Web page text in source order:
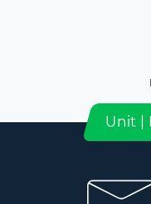
Unit |